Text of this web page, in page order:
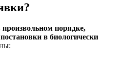
порядке,
в биологически